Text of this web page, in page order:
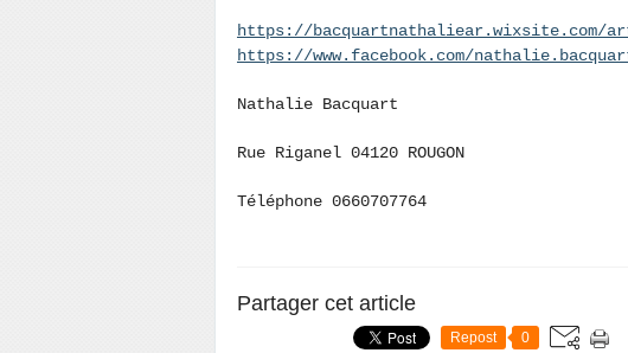
https://bacquartnathaliear.wixsite.com/
https://www.facebook.com/
Nathalie Bacquart
Rue Riganel 04120 ROUGON
Téléphone 0660707764
Partager cet article
Repost 0